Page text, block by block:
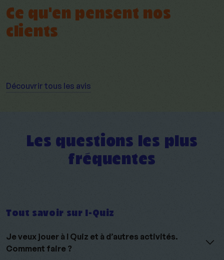
Ce qu'en pensent nos
clients
Découvrir tous les avis
Les questions les plus
fréquentes
Tout savoir sur I-Quiz
Je veux jouer à I Quiz et à d’autres activités.
Comment faire ?